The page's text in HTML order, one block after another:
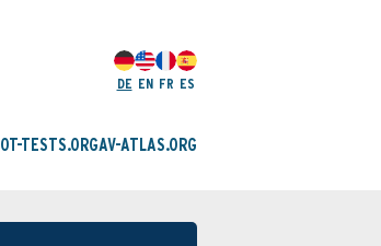
DE EN FR ES
IOT-TESTS.ORGAV-ATLAS.ORG